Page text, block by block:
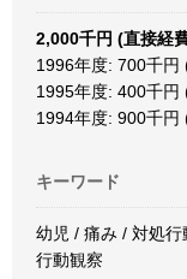
2,000千円 (直接経
1996年度: 700千円
1995年度: 400千円
1994年度: 900千円
キーワード
幼児 / 痛み / 対処
行動観察